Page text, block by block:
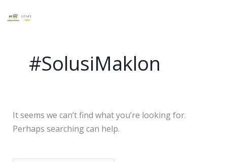
to
#SolusiMaklon
It seems we can’t find what you’re looking for.
Perhaps searching can help.
for: